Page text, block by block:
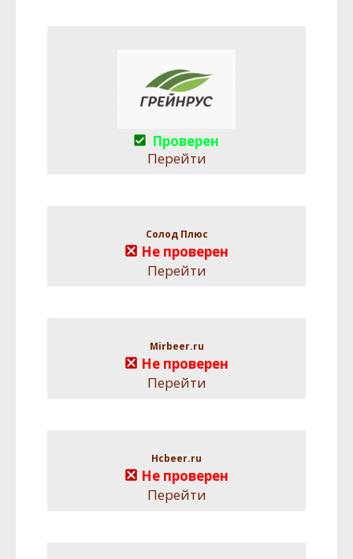
Проверен
Перейти
Солод Плюс
Не проверен
Перейти
Mirbeer.ru
Не проверен
Перейти
Hcbeer.ru
Не проверен
Перейти